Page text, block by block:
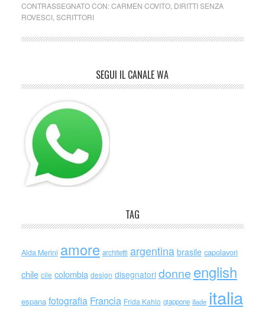
CONTRASSEGNATO CON:CARMEN COVITO, DIRITTI SENZA
ROVESCI, SCRITTORI
SEGUI IL CANALE WA
TAG
Alda Merini amore architetti argentina brasile capolavori
chile cile colombia design disegnatori donne english
espana fotografia Francia Frida Kahlo giappone iliade italia